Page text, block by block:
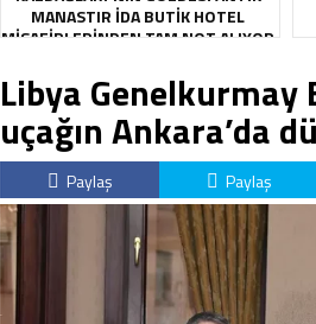
MANASTIR İDA BUTIK HOTEL
MISAFIRLERINDEN TAM NOT ALIYOR
Libya Genelkurmay
uçağın Ankara’da
Paylaş Paylaş